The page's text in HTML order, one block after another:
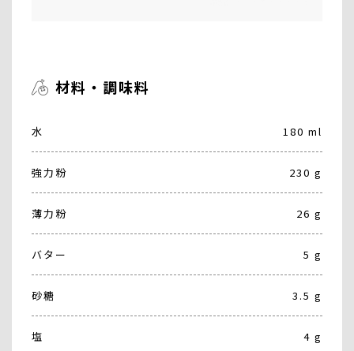
材料・調味料
水 180 ml
強力粉 230 g
薄力粉 26 g
バター 5 g
砂糖 3.5 g
塩 4 g